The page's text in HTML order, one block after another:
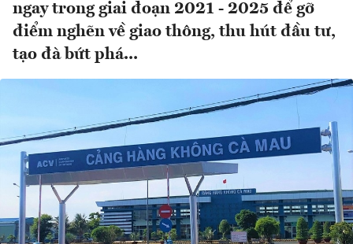
ngay trong giai đoạn 2021 - 2025 để gỡ
điểm nghẽn về giao thông, thu hút đầu tư,
tạo đà bứt phá...